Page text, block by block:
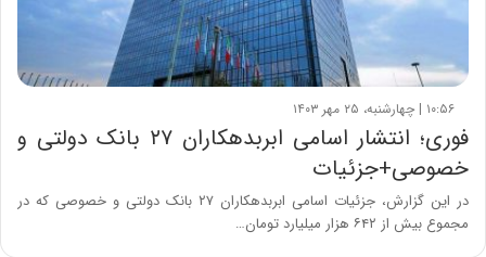
۱۰:۵۶ | چهارشنبه، ۲۵ مهر ۱۴۰۳
فوری؛ انتشار اسامی ابربدهکاران ۲۷ بانک دولتی و
خصوصی+جزئیات
در این گزارش، جزئیات اسامی ابربدهکاران ۲۷ بانک دولتی و خصوصی که در
مجموع بیش از ۶۴۲ هزار میلیارد تومان…